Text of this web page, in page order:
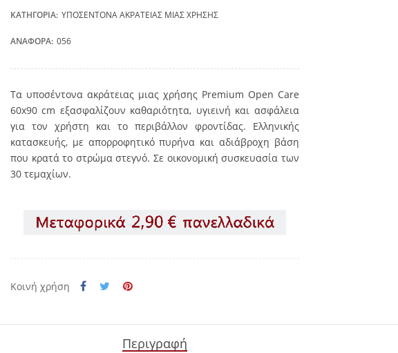
ΚΑΤΗΓΟΡΊΑ: ΥΠΟΣΈΝΤΟΝΑ ΑΚΡΆΤΕΙΑΣ ΜΙΑΣ ΧΡΉΣΗΣ
ΑΝΑΦΟΡΆ: 056
Τα υποσέντονα ακράτειας μιας χρήσης Premium Open Care
60x90 cm εξασφαλίζουν καθαριότητα, υγιεινή και ασφάλεια
για τον χρήστη και το περιβάλλον φροντίδας. Ελληνικής
κατασκευής, με απορροφητικό πυρήνα και αδιάβροχη βάση
που κρατά το στρώμα στεγνό. Σε οικονομική συσκευασία των
30 τεμαχίων.
Κοινή χρήση
Περιγραφή